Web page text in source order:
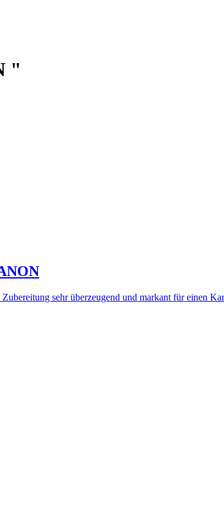
"
sehr überzeugend und markant für einen